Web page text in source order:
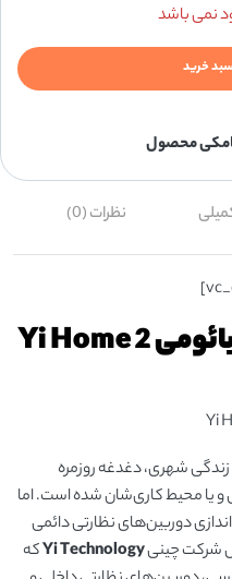
نمی باشد
خرید
محصول
نظرات (0)
دوربین تحت شبکه شیائومی 2 Yi Home
شهری، دغدغه روزمره
و یا محیط کاری‌شان شده است. اما
دوربین‌های نظارتی دائمی
شرکت چینیYi Technologyکه